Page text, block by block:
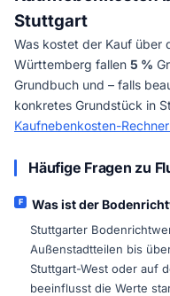
Stuttgart
Was kostet der Kauf über
Württemberg fallen 5 %
Grundbuch und – falls
konkretes Grundstück in
Kaufnebenkosten-
Häufige Fragen zu
Was ist der
Stuttgarter
Außenstadtteilen bis
Stuttgart-West oder auf
beeinflusst die Werte